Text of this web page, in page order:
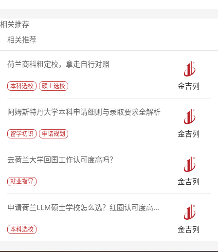
相关推荐
相关推荐
荷兰商科粗定校，拿走自行对照
本科选校 硕士选校 金吉列
阿姆斯特丹大学本科申请细则与录取要求全解析
留学初识 申请规划 金吉列
去荷兰大学回国工作认可度高吗？
就业指导 金吉列
申请荷兰LLM硕士学校怎么选？红圈认可度高...
本科选校 金吉列